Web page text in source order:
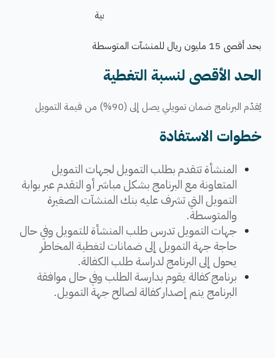
بحد أقصى 15 مليون ريال للمنشآت المتوسطة​
الحد الأقصى لنسبة التغطية
يُقدّم البرنامج ضمان تمويلي يصل إلى​ (90%) من قيمة التمويل
خطوات الاستفادة
​​​​​المنشأة تتقدم بطلب التمويل لجهات التمويل
المتعاونة مع البرنامج بشكل مباشر أو التقدم عبر بوابة
التمويل التي تشرف عليه بنك المنشآت الصغيرة
والمتوسطة.
جهات التمويل تدرس طلب المنشأة للتمويل وفي حال
حاجة جهة التمويل إلى ضمانات لتغطية المخاطر
يحول إلى البرنامج لدراسة طلب الكفالة.
​برنامج كفالة يقوم بدارسة الطلب وفي حال موافقة
البرنامج يتم إصدار كفالة لصالح جهة التمويل.​